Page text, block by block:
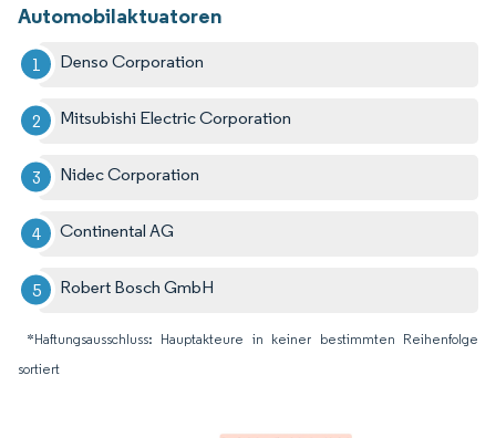
Automobilaktuatoren
Denso Corporation
Mitsubishi Electric Corporation
Nidec Corporation
Continental AG
Robert Bosch GmbH
*Haftungsausschluss: Hauptakteure in keiner bestimmten Reihenfolge
sortiert